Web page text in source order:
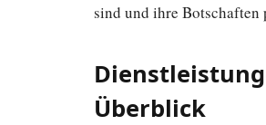
sind und ihre
Überblick